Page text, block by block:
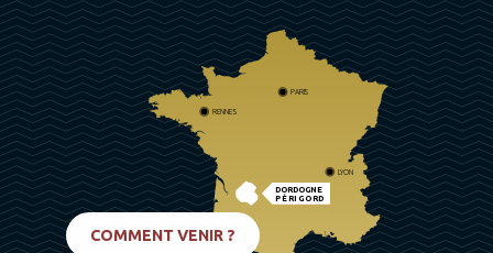
DORDOGNE
PÉRIGORD
PARIS
RENNES
LYON
COMMENT VENIR ?